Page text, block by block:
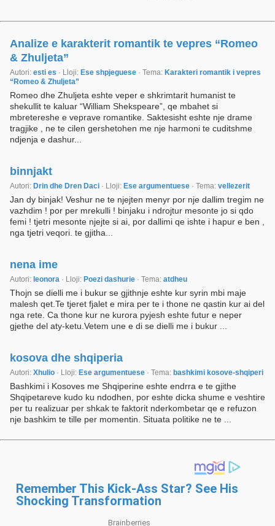
Analize e karakterit romantik te vepres “Romeo
& Zhuljeta”
Autori: esti es · Lloji: Ese shpjeguese · Tema: Karakteri romantik i vepres
“Romeo & Zhuljeta”
Romeo dhe Zhuljeta eshte veper e shkrimtarit humanist te
shekullit te kaluar “William Shekspeare”, qe mbahet si
mbretereshe e veprave romantike. Saktesisht eshte nje drame
tragjike , ne te cilen gershetohen me nje harmoni te cuditshme
ndjenja e dashur...
binnjakt
Autori: Drin dhe Dren Daci · Lloji: Ese argumentuese · Tema: vellezerit
Jan dy binjak! Veshur ne te njejten menyr por nje dallim tregim ne
vazhdim ! por per mrekulli ! binjaku i ndrojtur mesonte jo si qdo
femi ! tjetri mesonte njejte si ai, por dallimi qe ishte i hapur e ben ,
nga tjetri veqori. te gjitha...
nena ime
Autori: leonora · Lloji: Poezi dashurie · Tema: atdheu
Thojn se dielli me i bukur se gjithnje eshte kur syrin mbi maje
malesh qet.Te tjeret fjalet e mira per te i thone ne qastin kur ai del
nga rete. Ca thone kur ne kurora pyjesh eshte futur e neper
gjethe del aty-ketu.Vetem une e di se dielli me i bukur ...
kosova dhe shqiperia
Autori: Xhulio · Lloji: Ese argumentuese · Tema: bashkimi kosove-shqiperi
Bashkimi i Kosoves me Shqiperine eshte endrra e te gjithe
Shqipetareve kudo ku ndodhen, por eshte dicka shume e veshtire
per tu realizuar per shkak te faktorit nderkombetar qe e refuzon
nje bashkim te tille per momentin. Situata politike ne te ...